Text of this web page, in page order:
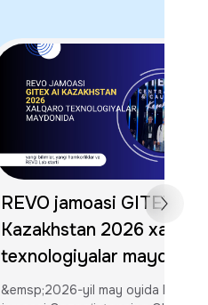
REVO jamoasi GITEX AI
Kazakhstan 2026 xalqaro
texnologiyalar maydonida:
yangi bilimlar, yangi
&emsp;2026-yil may oyida REVO